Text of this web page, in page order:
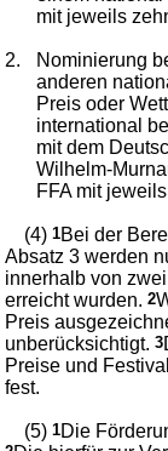
mit jeweils
2.
Nominierung
anderen
Preis oder
international
mit dem
Wilhelm-
FFA mit
(4)1Bei der
Absatz 3 werden
innerhalb von
erreicht wurden.2
Preis
unberücksichtigt.3
Preise und
fest.
(5)1Die